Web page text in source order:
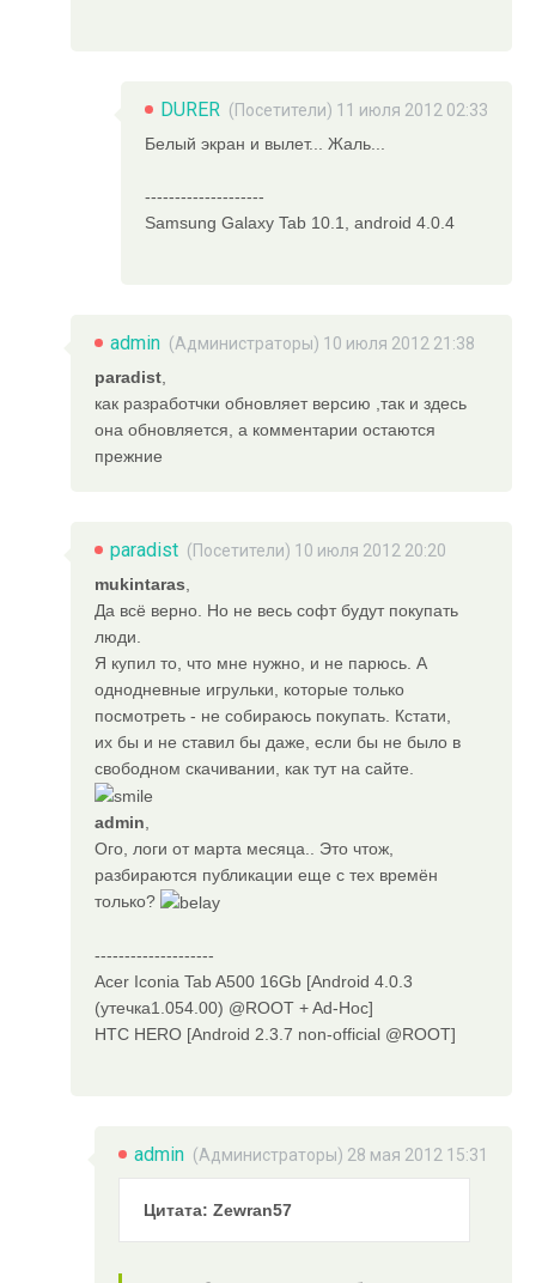
DURER (Посетители) 11 июля 2012 02:33
Белый экран и вылет... Жаль...
--------------------
Samsung Galaxy Tab 10.1, android 4.0.4
admin (Администраторы) 10 июля 2012 21:38
paradist
как разработчки обновляет версию ,так и здесь
она обновляется, а комментарии остаются
прежние
paradist (Посетители) 10 июля 2012 20:20
mukintaras
Да всё верно. Но не весь софт будут покупать
люди.
Я купил то, что мне нужно, и не парюсь. А
однодневные игрульки, которые только
посмотреть - не собираюсь покупать. Кстати,
их бы и не ставил бы даже, если бы не было в
свободном скачивании, как тут на сайте.
admin
Ого, логи от марта месяца.. Это чтож,
разбираются публикации еще с тех времён
только?
--------------------
Acer Iconia Tab A500 16Gb [Android 4.0.3
(утечка1.054.00) @ROOT + Ad-Hoc]
HTC HERO [Android 2.3.7 non-official @ROOT]
admin (Администраторы) 28 мая 2012 15:31
Цитата: Zewran57